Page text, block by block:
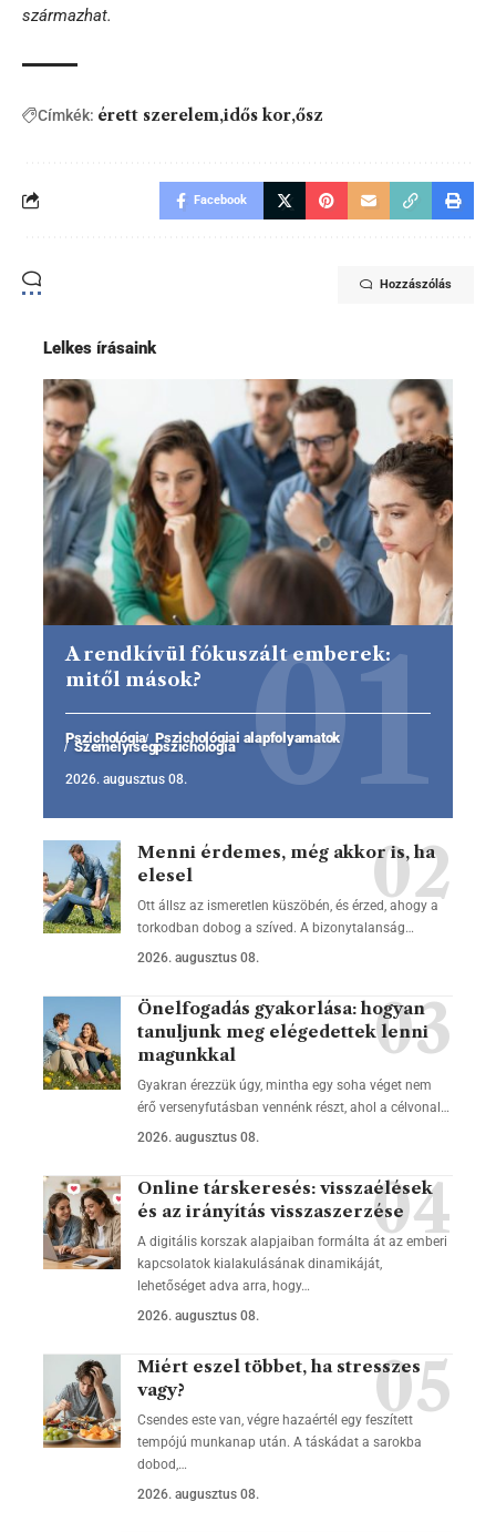
származhat.
Címkék: érett szerelem idős kor ősz
Facebook
Hozzászólás
Lelkes írásaink
A rendkívül fókuszált emberek:
mitől mások?
Pszichológia Pszichológiai alapfolyamatok
Személyiségpszichológia
2026. augusztus 08.
Menni érdemes, még akkor is, ha
elesel
Ott állsz az ismeretlen küszöbén, és érzed, ahogy a
torkodban dobog a szíved. A bizonytalanság…
2026. augusztus 08.
Önelfogadás gyakorlása: hogyan
tanuljunk meg elégedettek lenni
magunkkal
Gyakran érezzük úgy, mintha egy soha véget nem
érő versenyfutásban vennénk részt, ahol a célvonal…
2026. augusztus 08.
Online társkeresés: visszaélések
és az irányítás visszaszerzése
A digitális korszak alapjaiban formálta át az emberi
kapcsolatok kialakulásának dinamikáját,
lehetőséget adva arra, hogy…
2026. augusztus 08.
Miért eszel többet, ha stresszes
vagy?
Csendes este van, végre hazaértél egy feszített
tempójú munkanap után. A táskádat a sarokba
dobod,…
2026. augusztus 08.